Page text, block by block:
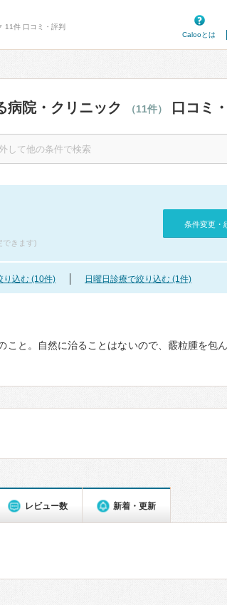
11件 口コミ・評判
Calooとは
病院・クリニック （11件） 口コミ
できます)
条件変更・
り込む (10件) 日曜日診療で絞り込む (1件)
こと。自然に治ることはないので、霰粒腫を包
レビュー数 新着・更新